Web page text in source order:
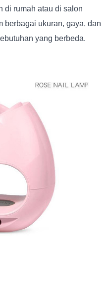
di rumah atau di salon
berbagai ukuran, gaya, dan
yang berbeda.